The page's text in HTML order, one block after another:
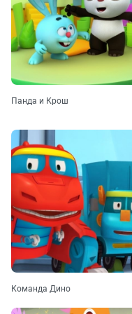
Панда и Крош
Команда Дино